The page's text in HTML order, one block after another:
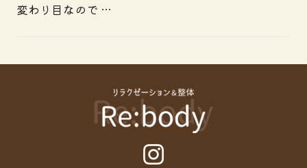
変わり目なので …